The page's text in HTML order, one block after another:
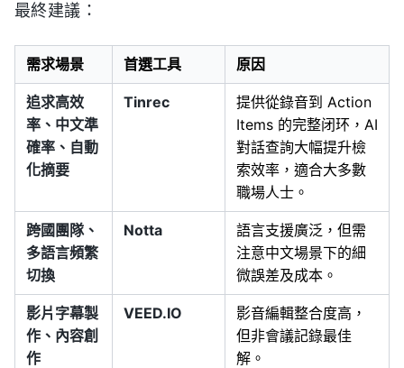
最終建議：
需求場景 首選工具 原因
追求高效
率、中文準
確率、自動
化摘要
Tinrec
提供從錄音到 Action
Items 的完整闭环，AI
對話查詢大幅提升檢
索效率，適合大多數
職場人士。
跨國團隊、
多語言頻繁
切換
Notta
語言支援廣泛，但需
注意中文場景下的細
微誤差及成本。
影片字幕製
作、內容創
作
VEED.IO
影音編輯整合度高，
但非會議記錄最佳
解。